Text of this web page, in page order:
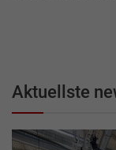
Aktuellste